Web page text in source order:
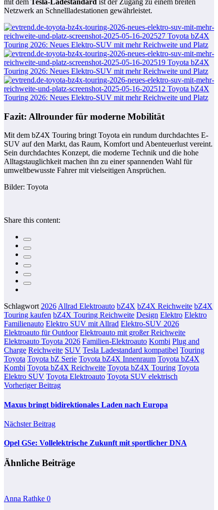
Netzwerk an Schnellladestationen gewährleistet.
Fazit: Allrounder für moderne Mobilität
Mit dem bZ4X Touring bringt Toyota ein rundum durchdachtes E-
SUV auf den Markt, das Raum, Komfort und Abenteuerlust vereint.
Sein durchdachtes Konzept, die moderne Technik und die hohe
Alltagstauglichkeit machen ihn zu einer spannenden Wahl für
umweltbewusste Fahrer mit vielseitigen Ansprüchen.
Bilder: Toyota
Share this content:
Schlagwort 2026 Allrad Elektroauto bZ4X bZ4X Reichweite bZ4X
Touring kaufen bZ4X Touring Reichweite Design Elektro Elektro
Familienauto Elektro SUV mit Allrad Elektro-SUV 2026
Elektroauto für Outdoor Elektroauto mit großer Reichweite
Elektroauto Toyota 2026 Familien-Elektroauto Kombi Plug and
Charge Reichweite SUV Tesla Ladestandard kompatibel Touring
Toyota Toyota bZ Serie Toyota bZ4X Innenraum Toyota bZ4X
Kombi Toyota bZ4X Reichweite Toyota bZ4X Touring Toyota
Elektro SUV Toyota Elektroauto Toyota SUV elektrisch
Vorheriger Beitrag
Maxus bringt bidirektionales Laden nach Europa
Nächster Beitrag
Opel GSe: Vollelektrische Zukunft mit sportlicher DNA
Ähnliche Beiträge
Anna Rathke 0